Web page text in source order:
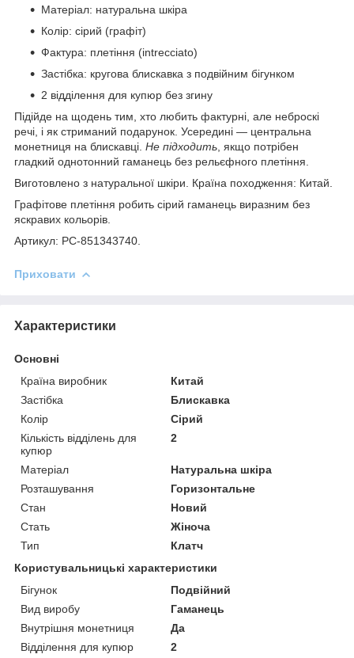
Матеріал: натуральна шкіра
Колір: сірий (графіт)
Фактура: плетіння (intrecciato)
Застібка: кругова блискавка з подвійним бігунком
2 відділення для купюр без згину
Підійде на щодень тим, хто любить фактурні, але неброскі
речі, і як стриманий подарунок. Усередині — центральна
монетниця на блискавці. Не підходить , якщо потрібен
гладкий однотонний гаманець без рельєфного плетіння.
Виготовлено з натуральної шкіри. Країна походження: Китай.
Графітове плетіння робить сірий гаманець виразним без
яскравих кольорів.
Артикул: PC-851343740.
Приховати
Характеристики
Основні
Країна виробник
Китай
Застібка
Блискавка
Колір
Сірий
Кількість відділень для
купюр
2
Матеріал
Натуральна шкіра
Розташування
Горизонтальне
Стан
Новий
Стать
Жіноча
Тип
Клатч
Користувальницькі характеристики
Бігунок
Подвійний
Вид виробу
Гаманець
Внутрішня монетниця
Да
Відділення для купюр
2